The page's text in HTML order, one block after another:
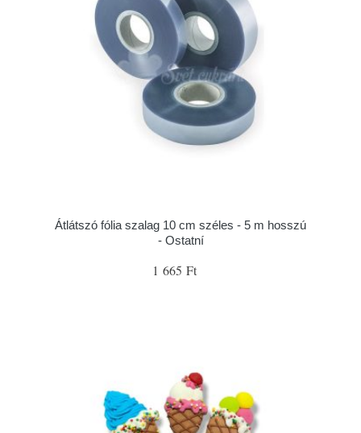
Átlátszó fólia szalag 10 cm széles - 5 m hosszú
- Ostatní
1 665 Ft